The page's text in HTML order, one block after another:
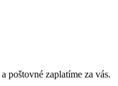
a poštovné zaplatíme za vás.